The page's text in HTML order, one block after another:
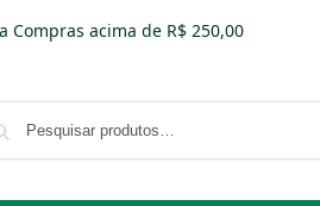
Compras acima de R$ 250,00